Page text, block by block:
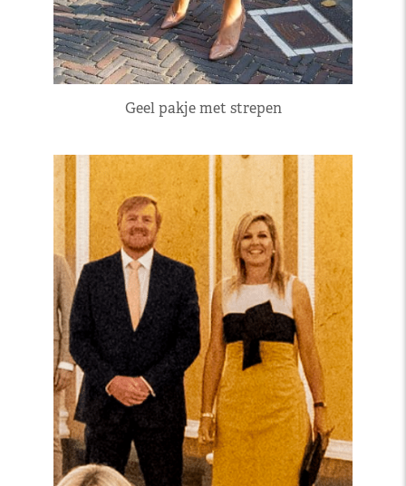
Geel pakje met strepen